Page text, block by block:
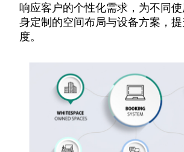
响应客户的个性化需求，为不同
身定制的空间布局与设备方案，
度。